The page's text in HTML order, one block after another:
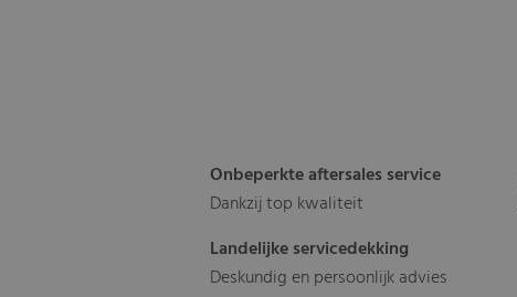
Onbeperkte aftersales service
Dankzij top kwaliteit
Landelijke servicedekking
Deskundig en persoonlijk advies